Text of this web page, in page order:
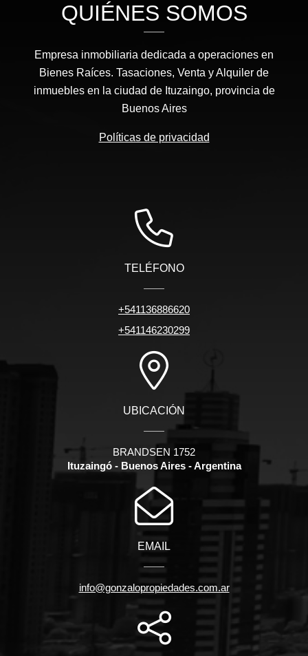
QUIÉNES SOMOS
Empresa inmobiliaria dedicada a operaciones en
Bienes Raíces. Tasaciones, Venta y Alquiler de
inmuebles en la ciudad de Ituzaingo, provincia de
Buenos Aires
Políticas de privacidad
TELÉFONO
+541136886620
+541146230299
UBICACIÓN
BRANDSEN 1752
Ituzaingó - Buenos Aires - Argentina
EMAIL
info@gonzalopropiedades.com.ar